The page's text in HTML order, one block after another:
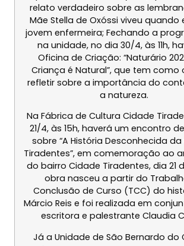
relato verdadeiro sobre as
Mãe Stella de Oxóssi viveu quando
jovem enfermeira; Fechando a
na unidade, no dia 30/4, às 11h,
Oficina de Criação: “Naturário
Criança é Natural”, que tem como
refletir sobre a importância do
a natureza.
Na Fábrica de Cultura Cidade
21/4, às 15h, haverá um encontro
sobre “A História Desconhecida
Tiradentes”, em comemoração ao
do bairro Cidade Tiradentes, dia 21
obra nasceu a partir do
Conclusão de Curso (TCC) do
Márcio Reis e foi realizada em
escritora e palestrante Claudia
Já a Unidade de São Bernardo do